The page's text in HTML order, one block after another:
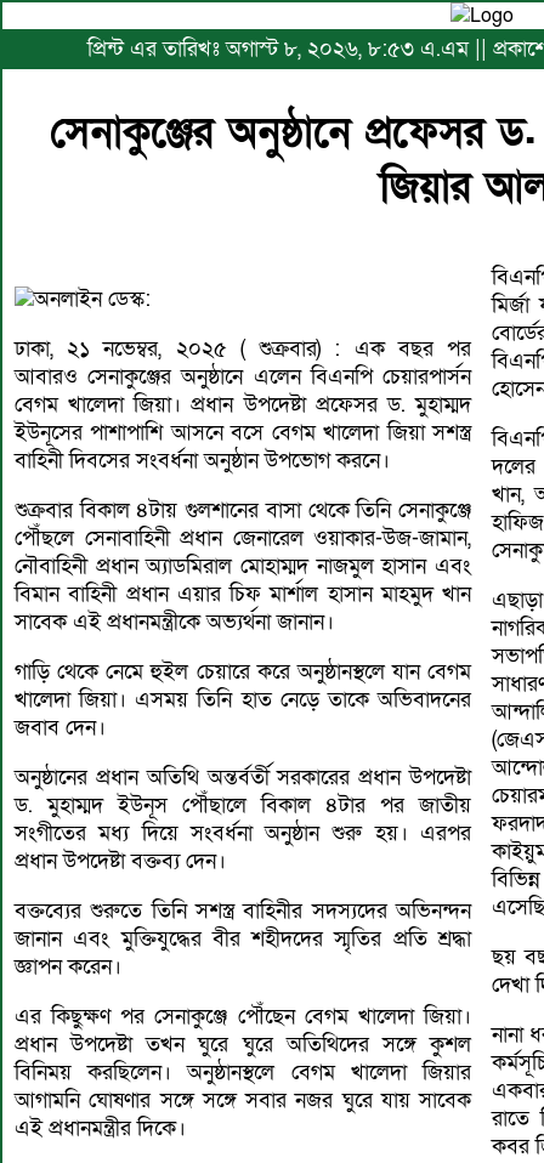
প্রিন্ট এর তারিখঃ অগাস্ট ৮, ২০২৬, ৮:৫৩ এ.এম ||
সেনাকুঞ্জের অনুষ্ঠানে প্রফেসর
জিয়ার
অনলাইন ডেস্ক:
ঢাকা, ২১ নভেম্বর, ২০২৫ ( শুক্রবার) : এক বছর পর
আবারও সেনাকুঞ্জের অনুষ্ঠানে এলেন বিএনপি চেয়ারপার্সন
বেগম খালেদা জিয়া। প্রধান উপদেষ্টা প্রফেসর ড. মুহাম্মদ
ইউনূসের পাশাপাশি আসনে বসে বেগম খালেদা জিয়া সশস্ত্র
বাহিনী দিবসের সংবর্ধনা অনুষ্ঠান উপভোগ করনে।
শুক্রবার বিকাল ৪টায় গুলশানের বাসা থেকে তিনি সেনাকুঞ্জে
পৌঁছলে সেনাবাহিনী প্রধান জেনারেল ওয়াকার-উজ-জামান,
নৌবাহিনী প্রধান অ্যাডমিরাল মোহাম্মদ নাজমুল হাসান এবং
বিমান বাহিনী প্রধান এয়ার চিফ মার্শাল হাসান মাহমুদ খান
সাবেক এই প্রধানমন্ত্রীকে অভ্যর্থনা জানান।
গাড়ি থেকে নেমে হুইল চেয়ারে করে অনুষ্ঠানস্থলে যান বেগম
খালেদা জিয়া। এসময় তিনি হাত নেড়ে তাকে অভিবাদনের
জবাব দেন।
অনুষ্ঠানের প্রধান অতিথি অন্তর্বর্তী সরকারের প্রধান উপদেষ্টা
ড. মুহাম্মদ ইউনূস পৌঁছালে বিকাল ৪টার পর জাতীয়
সংগীতের মধ্য দিয়ে সংবর্ধনা অনুষ্ঠান শুরু হয়। এরপর
প্রধান উপদেষ্টা বক্তব্য দেন।
বক্তব্যের শুরুতে তিনি সশস্ত্র বাহিনীর সদস্যদের অভিনন্দন
জানান এবং মুক্তিযুদ্ধের বীর শহীদদের স্মৃতির প্রতি শ্রদ্ধা
জ্ঞাপন করেন।
এর কিছুক্ষণ পর সেনাকুঞ্জে পৌঁছেন বেগম খালেদা জিয়া।
প্রধান উপদেষ্টা তখন ঘুরে ঘুরে অতিথিদের সঙ্গে কুশল
বিনিময় করছিলেন। অনুষ্ঠানস্থলে বেগম খালেদা জিয়ার
আগামনি ঘোষণার সঙ্গে সঙ্গে সবার নজর ঘুরে যায় সাবেক
এই প্রধানমন্ত্রীর দিকে।
দলের
খান,
ছয়
দেখা
নানা
রাতে
কবর